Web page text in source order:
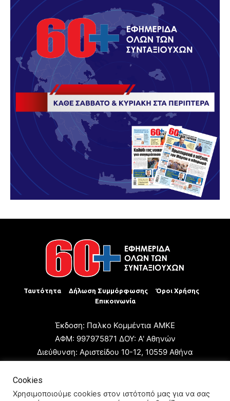
Ταυτότητα Δήλωση Συμμόρφωσης
Όροι Χρήσης
Επικοινωνία
Έκδοση: Παλκο Κομμέντια ΑΜΚΕ
ΑΦΜ: 997975871 ΔΟΥ: Α' Αθηνών
Διεύθυνση: Αριστείδου 10-12, 10559 Αθήνα
Ιδιοκτήτης: Παλκο Κομμέντια ΑΜΚΕ
Cookies
Χρησιμοποιούμε cookies στον ιστότοπό μας για να σας